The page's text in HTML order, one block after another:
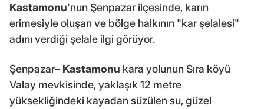
Kastamonu'nun Şenpazar ilçesinde, karın
erimesiyle oluşan ve bölge halkının "kar şelalesi"
adını verdiği şelale ilgi görüyor.
Şenpazar– Kastamonu kara yolunun Sıra köyü
Valay mevkisinde, yaklaşık 12 metre
yüksekliğindeki kayadan süzülen su, güzel